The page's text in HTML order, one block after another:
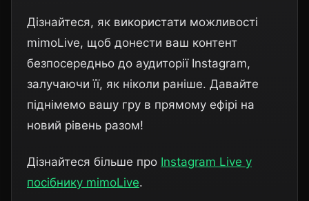
Дізнайтеся, як використати можливості
mimoLive, щоб донести ваш контент
безпосередньо до аудиторії Instagram,
залучаючи її, як ніколи раніше. Давайте
піднімемо вашу гру в прямому ефірі на
новий рівень разом!
Дізнайтеся більше про Instagram Live у
посібнику mimoLive.